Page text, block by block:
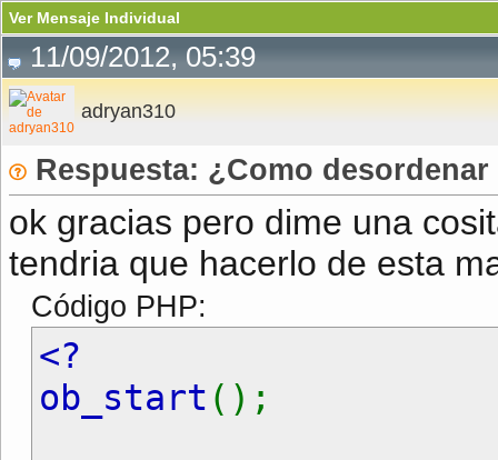
Ver Mensaje Individual
11/09/2012, 05:39
adryan310
Respuesta: ¿Como
ok gracias pero dime una
tendria que hacerlo de esta
Código PHP:
<?
ob_start ();